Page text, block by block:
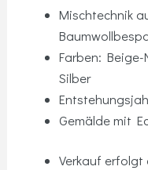
Mischtechnik
Farben: Beige-
Silber
Gemälde mit
Verkauf erfolgt